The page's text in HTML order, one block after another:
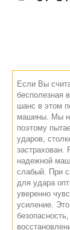
Если Вы
бесполезная
шанс в этом
машины. Мы
поэтому
ударов,
застрахован.
надежной
слабый. При
для удара
уверенно
усиление.